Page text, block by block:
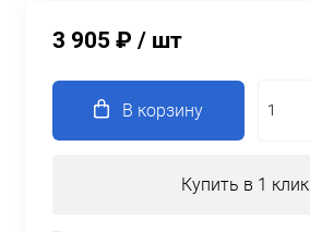
3 905 ₽ / шт
В корзину
Купить в 1 клик